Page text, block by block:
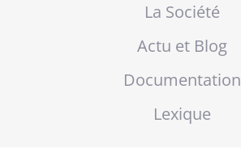
La Société
Actu et Blog
Documentation
Lexique